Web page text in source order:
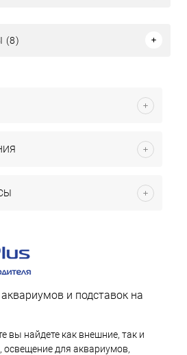
(8)
и подставок на
вы найдете как внешние, так и
освещение для аквариумов,